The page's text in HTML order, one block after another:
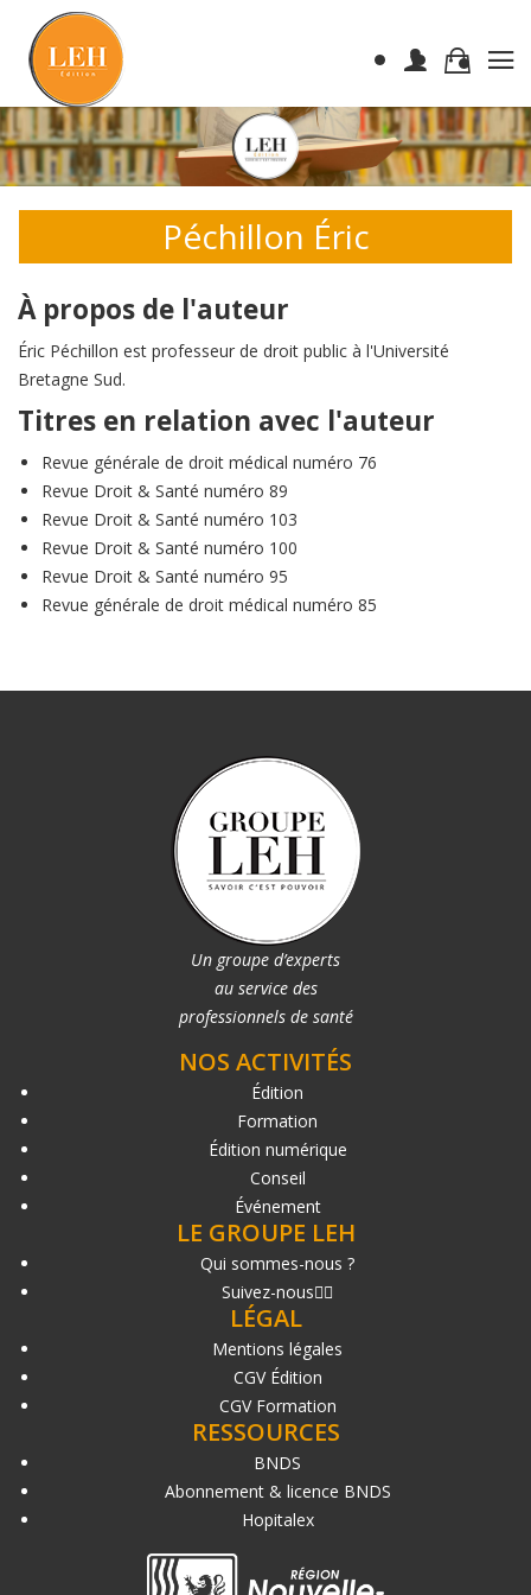
Péchillon Éric
À propos de l'auteur
Éric Péchillon est professeur de droit public à l'Université
Bretagne Sud.
Titres en relation avec l'auteur
Revue générale de droit médical numéro 76
Revue Droit & Santé numéro 89
Revue Droit & Santé numéro 103
Revue Droit & Santé numéro 100
Revue Droit & Santé numéro 95
Revue générale de droit médical numéro 85
Un groupe d’experts
au service des
professionnels de santé
NOS ACTIVITÉS
Édition
Formation
Édition numérique
Conseil
Événement
LE GROUPE LEH
Qui sommes-nous ?
Suivez-nous
LÉGAL
Mentions légales
CGV Édition
CGV Formation
RESSOURCES
BNDS
Abonnement & licence BNDS
Hopitalex